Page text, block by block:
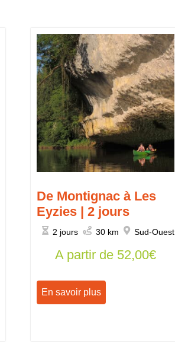
De Montignac à Les
Eyzies | 2 jours
2 jours 30 km Sud-Ouest
A partir de 52,00€
En savoir plus